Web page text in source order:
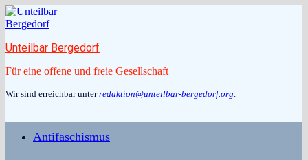
Zum
Inhalt
Unteilbar Bergedorf
Für eine offene und freie Gesellschaft
Wir sind erreichbar unterredaktion@unteilbar-bergedorf.org.
Antifaschismus